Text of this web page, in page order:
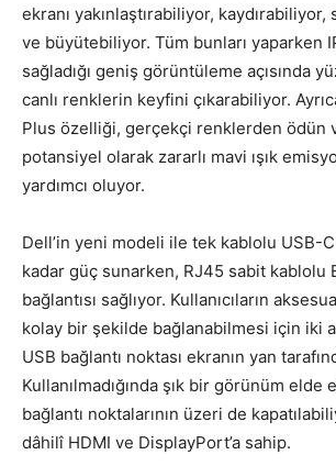
ekranı yakınlaştırabiliyor,
ve büyütebiliyor. Tüm bunları yaparken
sağladığı geniş görüntüleme açısında
canlı renklerin keyfini çıkarabiliyor.
Plus özelliği, gerçekçi renklerden ödün
potansiyel olarak zararlı mavi ışık
yardımcı oluyor.
Dell’in yeni modeli ile tek kablolu USB-C
kadar güç sunarken, RJ45 sabit kablolu
bağlantısı sağlıyor. Kullanıcıların
kolay bir şekilde bağlanabilmesi için iki
USB bağlantı noktası ekranın yan
Kullanılmadığında şık bir görünüm elde
bağlantı noktalarının üzeri de
dâhilî HDMI ve DisplayPort’a sahip.